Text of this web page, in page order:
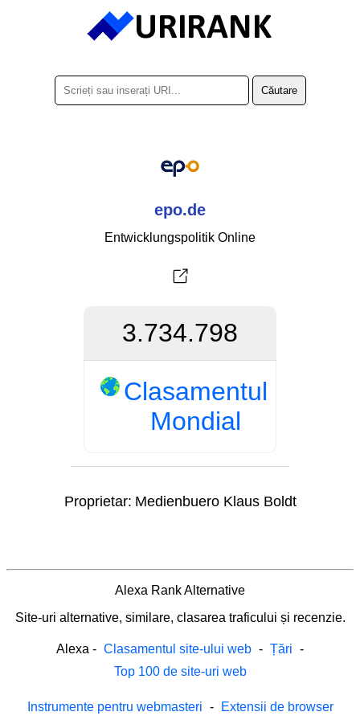
epo.de
Entwicklungspolitik Online
3.734.798
Clasamentul
Mondial
Proprietar: Medienbuero Klaus Boldt
Alexa Rank Alternative
Site-uri alternative, similare, clasarea traficului și recenzie.
Alexa - Clasamentul site-ului web - Țări -
Top 100 de site-uri web
Instrumente pentru webmasteri - Extensii de browser